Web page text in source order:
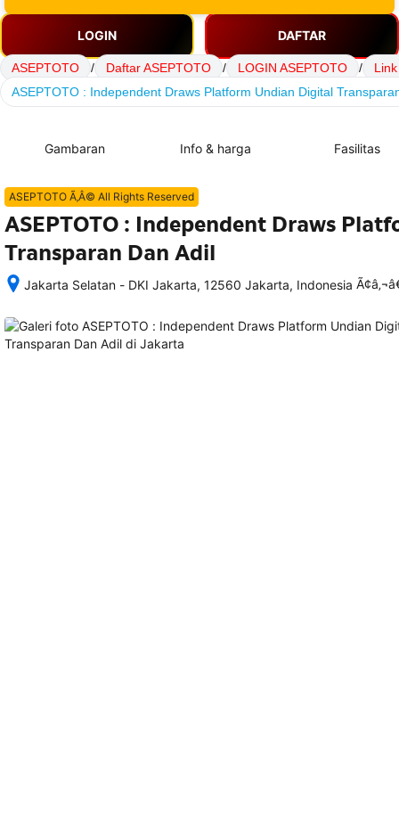
LOGIN DAFTAR
ASEPTOTO / Daftar ASEPTOTO / LOGIN ASEPTOTO /
ASEPTOTO : Independent Draws Platform Undian Digital
Gambaran Info & harga Fasilitas
ASEPTOTO Ã‚Â© All Rights Reserved
ASEPTOTO : Independent Draws
Transparan Dan Adil
Jakarta Selatan - DKI Jakarta, 12560 Jakarta, Indonesia
memesan,
rincian